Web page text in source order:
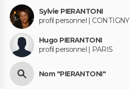
Sylvie PIERANTONI
profil personnel | CONTIGNY
Hugo PIERANTONI
profil personnel | PARIS
Nom "PIERANTONI"